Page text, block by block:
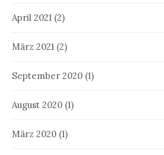
April 2021 (2)
März 2021 (2)
September 2020 (1)
August 2020 (1)
März 2020 (1)